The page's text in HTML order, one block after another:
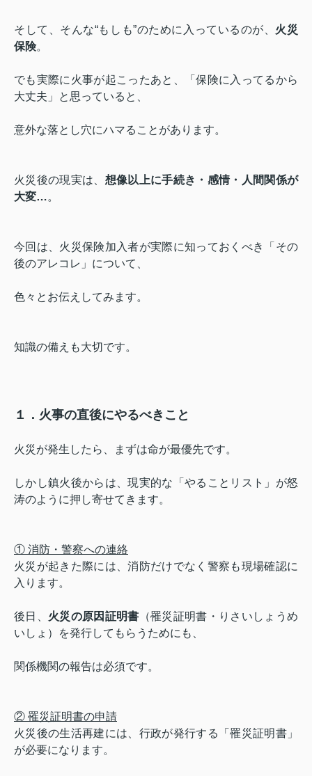
そして、そんな“もしも”のために入っているのが、 火災
保険。
でも実際に火事が起こったあと、「保険に入ってるから
大丈夫」と思っていると、
意外な落とし穴にハマることがあります。
火災後の現実は、 想像以上に手続き・感情・人間関係が
大変…。
今回は、火災保険加入者が実際に知っておくべき「その
後のアレコレ」について、
色々とお伝えしてみます。
知識の備えも大切です。
１．火事の直後にやるべきこと
火災が発生したら、まずは命が最優先です。
しかし鎮火後からは、現実的な「やることリスト」が怒
涛のように押し寄せてきます。
① 消防・警察への連絡
火災が起きた際には、消防だけでなく警察も現場確認に
入ります。
後日、 火災の原因証明書 （罹災証明書・りさいしょうめ
いしょ）を発行してもらうためにも、
関係機関の報告は必須です。
② 罹災証明書の申請
火災後の生活再建には、行政が発行する「罹災証明書」
が必要になります。